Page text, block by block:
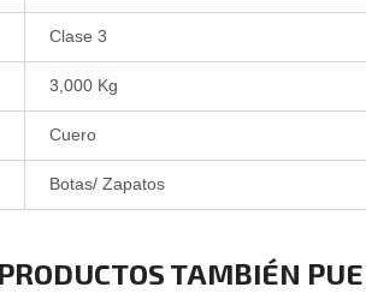
Clase 3
3,000 Kg
Cuero
Botas/ Zapatos
TAMBIÉN